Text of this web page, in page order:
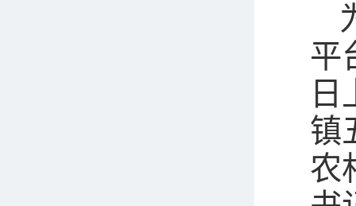
平
镇
农